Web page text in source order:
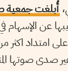
أُبلغت جمعية
عن الإسهام
امتداد
صدى صوتها